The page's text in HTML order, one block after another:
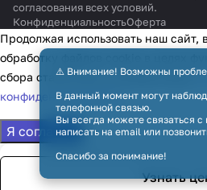
Узнать
согласования всех условий.
КонфиденциальностьОферта
⚠️ Внимание! Возможны
В данный момент могут
телефонной связью.
Вы всегда можете связаться
написать на email или
Спасибо за понимание!
Продолжая использовать наш сайт,
обработку файлов cookie в целях
сбора статистики в соответствии с
конфиденциальности
Я согласен